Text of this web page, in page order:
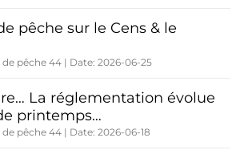
pêche sur le Cens & le
pêche 44 Date: 2026-06-25
La réglementation évolue
printemps…
pêche 44 Date: 2026-06-18